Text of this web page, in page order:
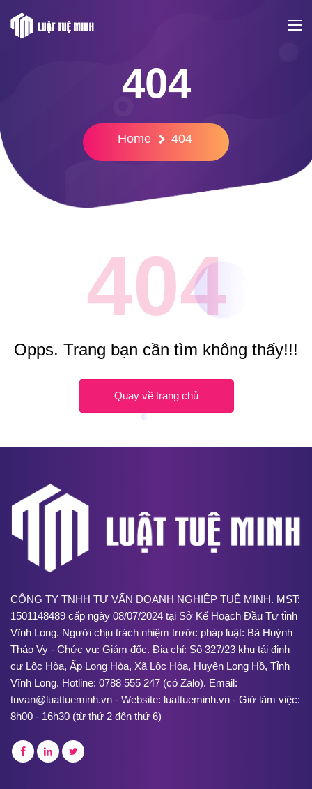
404
Home 404
404
Opps. Trang bạn cần tìm không thấy!!!
Quay về trang chủ
CÔNG TY TNHH TƯ VẤN DOANH NGHIỆP TUỆ MINH. MST:
1501148489 cấp ngày 08/07/2024 tại Sở Kế Hoạch Đầu Tư tỉnh
Vĩnh Long. Người chịu trách nhiệm trước pháp luật: Bà Huỳnh
Thảo Vy - Chức vụ: Giám đốc. Địa chỉ: Số 327/23 khu tái định
cư Lộc Hòa, Ấp Long Hòa, Xã Lộc Hòa, Huyện Long Hồ, Tỉnh
Vĩnh Long. Hotline: 0788 555 247 (có Zalo). Email:
tuvan@luattueminh.vn - Website: luattueminh.vn - Giờ làm việc:
8h00 - 16h30 (từ thứ 2 đến thứ 6)